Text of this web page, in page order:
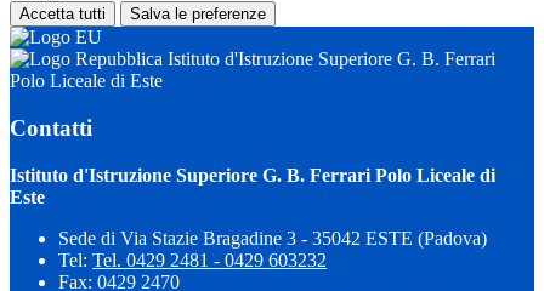
Accetta tutti Salva le preferenze
Istituto d'Istruzione Superiore G. B. Ferrari
Polo Liceale di Este
Contatti
Istituto d'Istruzione Superiore G. B. Ferrari Polo Liceale di
Este
Sede di Via Stazie Bragadine 3 - 35042 ESTE (Padova)
Tel: Tel. 0429 2481 - 0429 603232
Fax: 0429 2470